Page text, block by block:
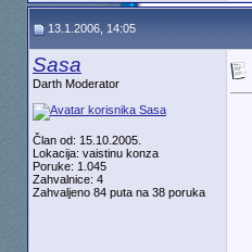
13.1.2006, 14:05
Sasa
Darth Moderator
Član od: 15.10.2005.
Lokacija: vaistinu konza
Poruke: 1.045
Zahvalnice: 4
Zahvaljeno 84 puta na 38 poruka